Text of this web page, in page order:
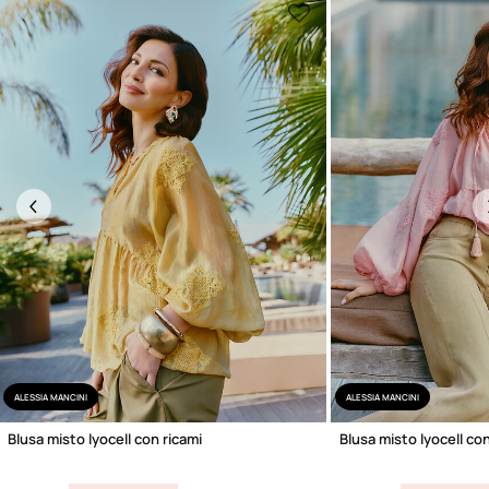
ALESSIA MANCINI
Blusa misto lyocell con ricami
ALESSIA MANCINI
Blusa misto lyocell
Previous